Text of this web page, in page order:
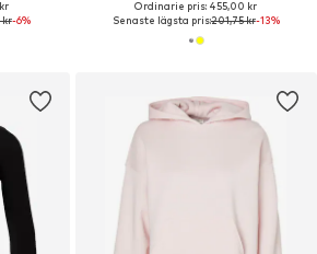
kr-6%
Ordinarie pris: 455,00 kr
Senaste lägsta pris:201,75 kr-13%